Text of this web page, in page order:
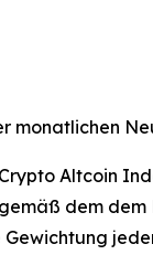
monatlichen
Altcoin
dem